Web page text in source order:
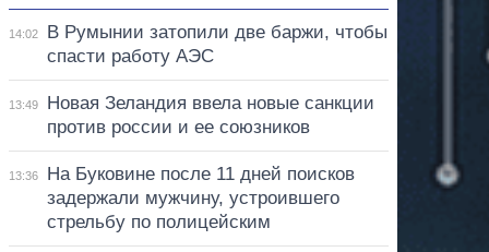
14:02
В Румынии затопили две баржи, чтобы
спасти работу АЭС
13:49
Новая Зеландия ввела новые санкции
против россии и ее союзников
13:36
На Буковине после 11 дней поисков
задержали мужчину, устроившего
стрельбу по полицейским